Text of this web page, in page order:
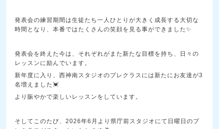
発表会の練習期間は生徒たち一人ひとりが大きく成長する大切な
時間となり、本番ではたくさんの笑顔を見る事ができました✨
発表会を終えた今は、それぞれがまた新たな目標を持ち、日々の
レッスンに励んでいます。
新年度に入り、西神南スタジオのプレクラスには新たにお友達が3
名増えました💓
より賑やかで楽しいレッスンをしています。
そしてこのたび、2026年6月より県庁前スタジオにて日曜日のプ